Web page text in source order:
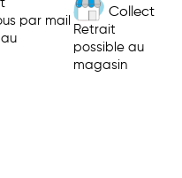
par mail
Collect
Retrait
possible au
magasin